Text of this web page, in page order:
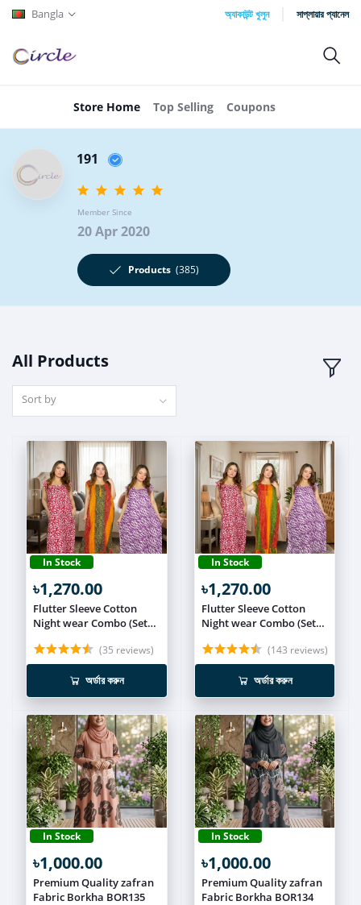
Bangla অ্যাকাউন্ট খুলুন সাপ্লায়ার প্যানেল
Store Home Top Selling Coupons
191
Member Since
20 Apr 2020
Products (385)
All Products
Sort by
In Stock
৳1,270.00
Flutter Sleeve Cotton
Night wear Combo (Set
(35 reviews)
অর্ডার করুন
In Stock
৳1,270.00
Flutter Sleeve Cotton
Night wear Combo (Set
(143 reviews)
অর্ডার করুন
In Stock
৳1,000.00
Premium Quality zafran
Fabric Borkha BOR135
In Stock
৳1,000.00
Premium Quality zafran
Fabric Borkha BOR134